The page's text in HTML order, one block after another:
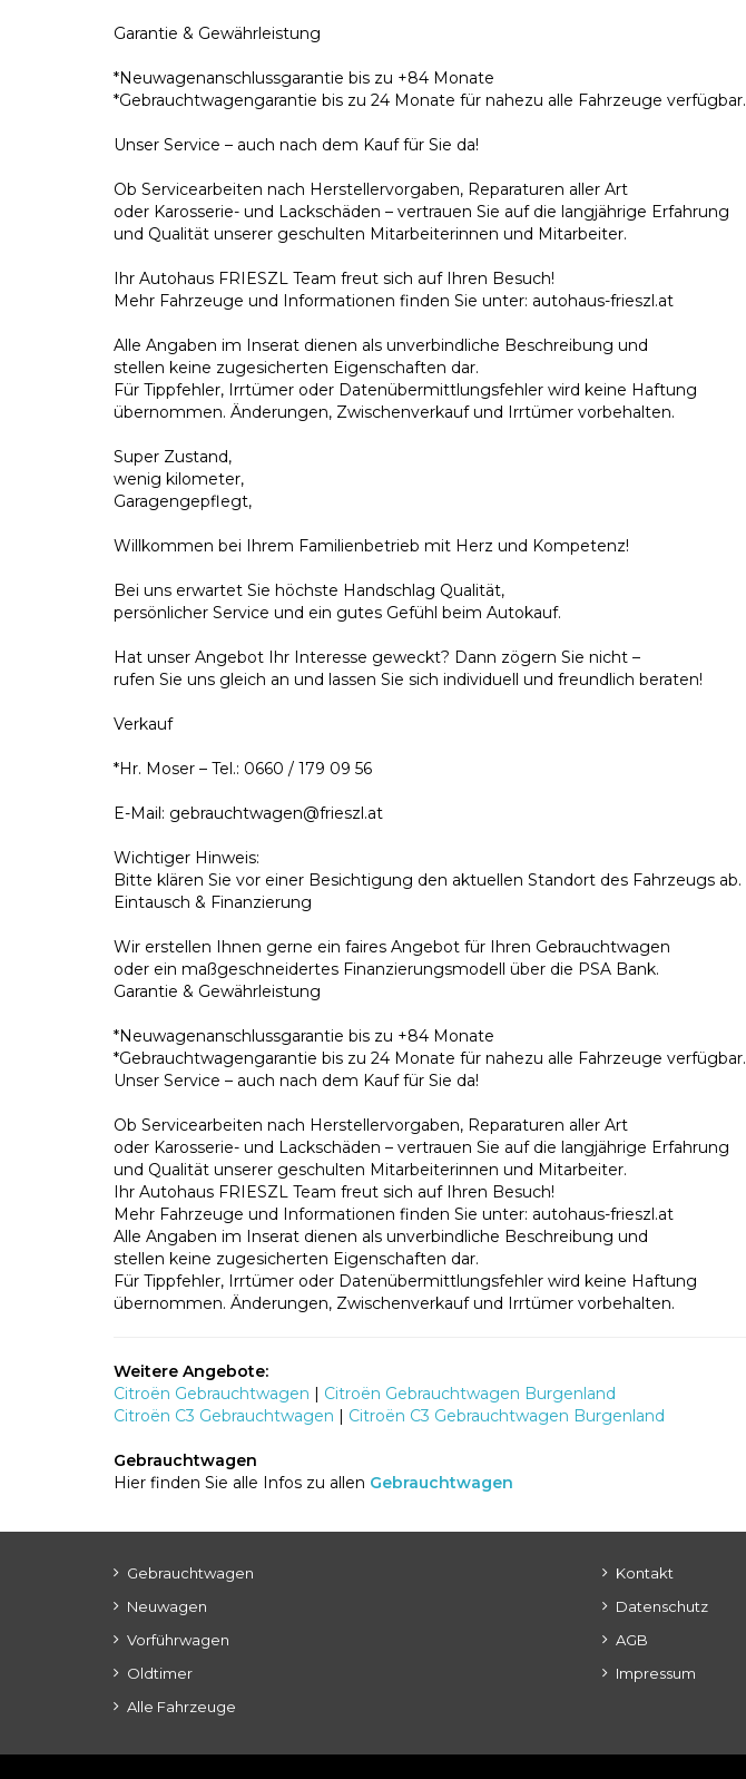
Garantie & Gewährleistung
*Neuwagenanschlussgarantie bis zu +84 Monate
*Gebrauchtwagengarantie bis zu 24 Monate für nahezu alle Fahrzeuge verfügbar.
Unser Service – auch nach dem Kauf für Sie da!
Ob Servicearbeiten nach Herstellervorgaben, Reparaturen aller Art
oder Karosserie- und Lackschäden – vertrauen Sie auf die langjährige Erfahrung
und Qualität unserer geschulten Mitarbeiterinnen und Mitarbeiter.
Ihr Autohaus FRIESZL Team freut sich auf Ihren Besuch!
Mehr Fahrzeuge und Informationen finden Sie unter: autohaus-frieszl.at
Alle Angaben im Inserat dienen als unverbindliche Beschreibung und
stellen keine zugesicherten Eigenschaften dar.
Für Tippfehler, Irrtümer oder Datenübermittlungsfehler wird keine Haftung
übernommen. Änderungen, Zwischenverkauf und Irrtümer vorbehalten.
Super Zustand,
wenig kilometer,
Garagengepflegt,
Willkommen bei Ihrem Familienbetrieb mit Herz und Kompetenz!
Bei uns erwartet Sie höchste Handschlag Qualität,
persönlicher Service und ein gutes Gefühl beim Autokauf.
Hat unser Angebot Ihr Interesse geweckt? Dann zögern Sie nicht –
rufen Sie uns gleich an und lassen Sie sich individuell und freundlich beraten!
Verkauf
*Hr. Moser – Tel.: 0660 / 179 09 56
E-Mail: gebrauchtwagen@frieszl.at
Wichtiger Hinweis:
Bitte klären Sie vor einer Besichtigung den aktuellen Standort des Fahrzeugs ab.
Eintausch & Finanzierung
Wir erstellen Ihnen gerne ein faires Angebot für Ihren Gebrauchtwagen
oder ein maßgeschneidertes Finanzierungsmodell über die PSA Bank.
Garantie & Gewährleistung
*Neuwagenanschlussgarantie bis zu +84 Monate
*Gebrauchtwagengarantie bis zu 24 Monate für nahezu alle Fahrzeuge verfügbar.
Unser Service – auch nach dem Kauf für Sie da!
Ob Servicearbeiten nach Herstellervorgaben, Reparaturen aller Art
oder Karosserie- und Lackschäden – vertrauen Sie auf die langjährige Erfahrung
und Qualität unserer geschulten Mitarbeiterinnen und Mitarbeiter.
Ihr Autohaus FRIESZL Team freut sich auf Ihren Besuch!
Mehr Fahrzeuge und Informationen finden Sie unter: autohaus-frieszl.at
Alle Angaben im Inserat dienen als unverbindliche Beschreibung und
stellen keine zugesicherten Eigenschaften dar.
Für Tippfehler, Irrtümer oder Datenübermittlungsfehler wird keine Haftung
übernommen. Änderungen, Zwischenverkauf und Irrtümer vorbehalten.
Weitere Angebote:
Citroën Gebrauchtwagen | Citroën Gebrauchtwagen Burgenland
Citroën C3 Gebrauchtwagen | Citroën C3 Gebrauchtwagen Burgenland
Gebrauchtwagen
Hier finden Sie alle Infos zu allen Gebrauchtwagen
Gebrauchtwagen
Neuwagen
Vorführwagen
Oldtimer
Alle Fahrzeuge
Kontakt
Datenschutz
AGB
Impressum